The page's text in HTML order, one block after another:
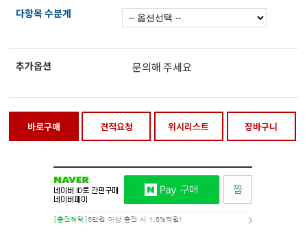
분계/회전계/도막두께/초음파두께측정기
미경/확대경
차계/광택계/조도계/광도계/방사랑계
업/임업/해양측정기
도계/물리/물성측정기
다항목 수분계
추가옵션 문의해 주세요
바로구매 견적요청 위시리스트 장바구니